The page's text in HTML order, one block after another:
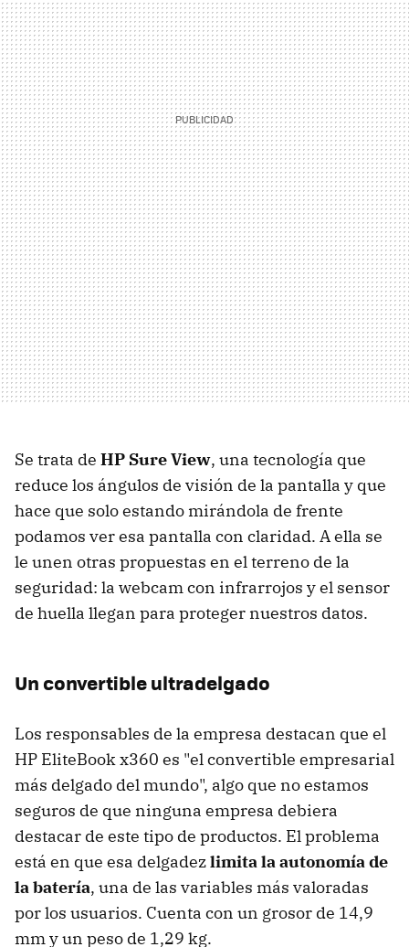
Se trata de HP Sure View, una tecnología que
reduce los ángulos de visión de la pantalla y que
hace que solo estando mirándola de frente
podamos ver esa pantalla con claridad. A ella se
le unen otras propuestas en el terreno de la
seguridad: la webcam con infrarrojos y el sensor
de huella llegan para proteger nuestros datos.
Un convertible ultradelgado
Los responsables de la empresa destacan que el
HP EliteBook x360 es "el convertible empresarial
más delgado del mundo", algo que no estamos
seguros de que ninguna empresa debiera
destacar de este tipo de productos. El problema
está en que esa delgadezlimita la autonomía de
la batería, una de las variables más valoradas
por los usuarios. Cuenta con un grosor de 14,9
mm y un peso de 1,29 kg.